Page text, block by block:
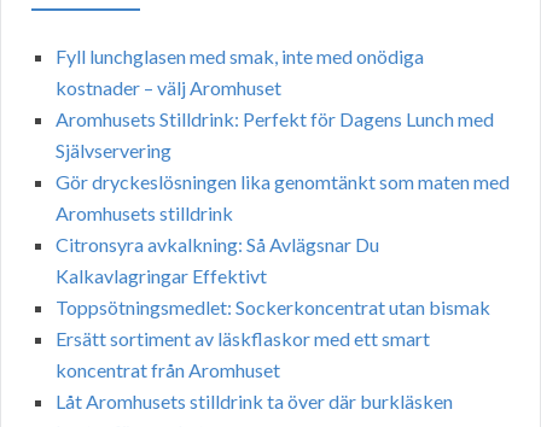
Fyll lunchglasen med smak, inte med onödiga
kostnader – välj Aromhuset
Aromhusets Stilldrink: Perfekt för Dagens Lunch med
Självservering
Gör dryckeslösningen lika genomtänkt som maten med
Aromhusets stilldrink
Citronsyra avkalkning: Så Avlägsnar Du
Kalkavlagringar Effektivt
Toppsötningsmedlet: Sockerkoncentrat utan bismak
Ersätt sortiment av läskflaskor med ett smart
koncentrat från Aromhuset
Låt Aromhusets stilldrink ta över där burkläsken